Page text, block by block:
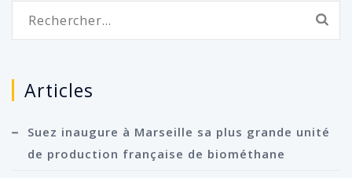
Articles
Suez inaugure à Marseille sa plus grande unité
de production française de biométhane